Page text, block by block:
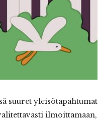
suuret yleisötapahtumat
ilmoittamaan,